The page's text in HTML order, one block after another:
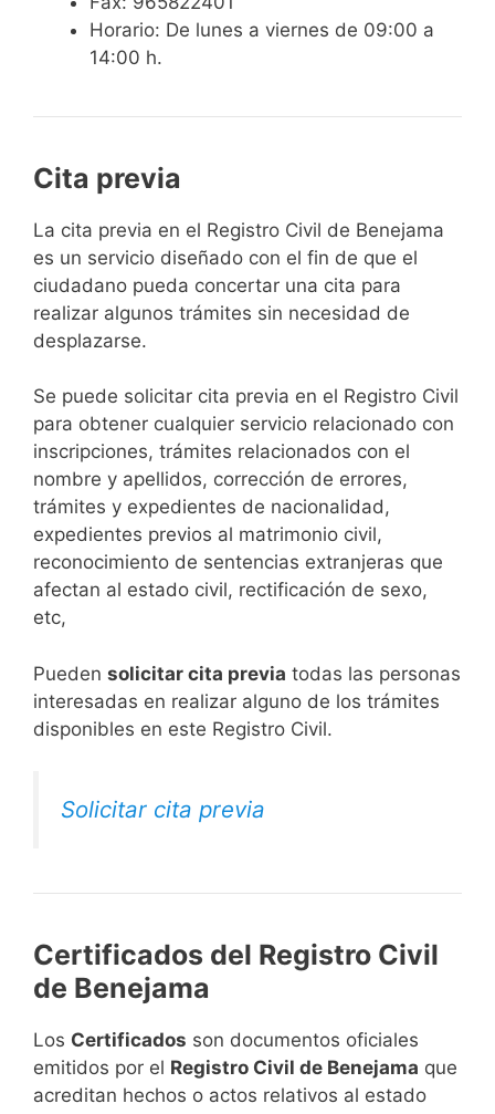
Horario: De lunes a viernes de 09:00 a
14:00 h.
Cita previa
​​​​​​​​​​​​​​​​​​​​​​​​​​​​La cita previa en el Registro Civil de Benejama
es un servicio diseñado con el fin de que el
ciudadano pueda concertar una cita para
realizar algunos trámites sin necesidad de
desplazarse.​
Se puede solicitar cita previa en el Registro Civil
para obtener cualquier servicio relacionado con
inscripciones, trámites relacionados con el
nombre y apellidos, corrección de errores,
trámites y expedientes de nacionalidad,
expedientes previos al matrimonio civil,
reconocimiento de sentencias extranjeras que
afectan al estado civil, rectificación de sexo,
etc,
​Pueden solicitar cita previa todas las personas
interesadas en realizar alguno de los trámites
disponibles en este Registro Civil.​
Solicitar cita previa
Certificados del Registro Civil
de Benejama
Los Certificados son documentos oficiales
emitidos por el Registro Civil de Benejama que
acreditan hechos o actos relativos al estado